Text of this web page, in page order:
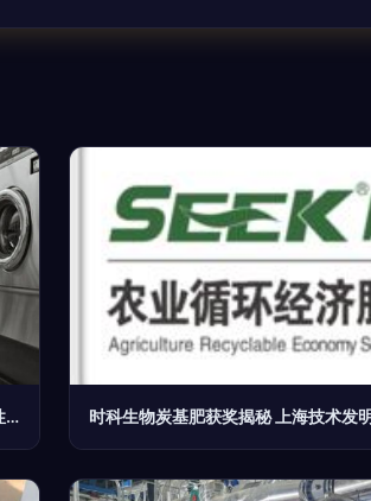
未来已来 生物质能技术服务的创新路径与商业可行性分析